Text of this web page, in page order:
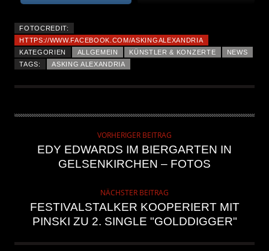
FOTOCREDIT:
HTTPS://WWW.FACEBOOK.COM/ASKINGALEXANDRIA
KATEGORIEN
ALLGEMEIN KÜNSTLER & KONZERTE
NEWS
TAGS:
ASKING ALEXANDRIA
VORHERIGER BEITRAG
EDY EDWARDS IM BIERGARTEN IN
GELSENKIRCHEN – FOTOS
NÄCHSTER BEITRAG
FESTIVALSTALKER KOOPERIERT MIT
PINSKI ZU 2. SINGLE "GOLDDIGGER"